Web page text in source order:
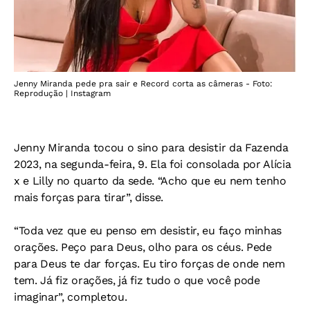
Jenny Miranda pede pra sair e Record corta as câmeras - Foto:
Reprodução | Instagram
Jenny Miranda tocou o sino para desistir da Fazenda
2023, na segunda-feira, 9. Ela foi consolada por Alícia
x e Lilly no quarto da sede. “Acho que eu nem tenho
mais forças para tirar”, disse.
“Toda vez que eu penso em desistir, eu faço minhas
orações. Peço para Deus, olho para os céus. Pede
para Deus te dar forças. Eu tiro forças de onde nem
tem. Já fiz orações, já fiz tudo o que você pode
imaginar”, completou.